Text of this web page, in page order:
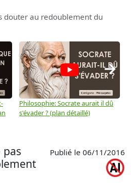
douter au redoublement du
Philosophie: Socrate aurait il dû
s'évader ? (plan détaillé)
→
pas
Publié le 06/11/2016